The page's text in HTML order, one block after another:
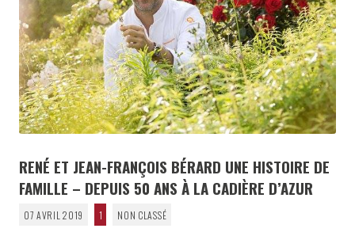
RENÉ ET JEAN-FRANÇOIS BÉRARD UNE HISTOIRE DE
FAMILLE – DEPUIS 50 ANS À LA CADIÈRE D’AZUR
07 AVRIL 2019 1 NON CLASSÉ